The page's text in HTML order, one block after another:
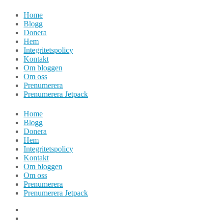
Hoppa
innehåll
Home
Blogg
Donera
Hem
Integritetspolicy
Kontakt
Om bloggen
Om oss
Prenumerera
Prenumerera Jetpack
Home
Blogg
Donera
Hem
Integritetspolicy
Kontakt
Om bloggen
Om oss
Prenumerera
Prenumerera Jetpack